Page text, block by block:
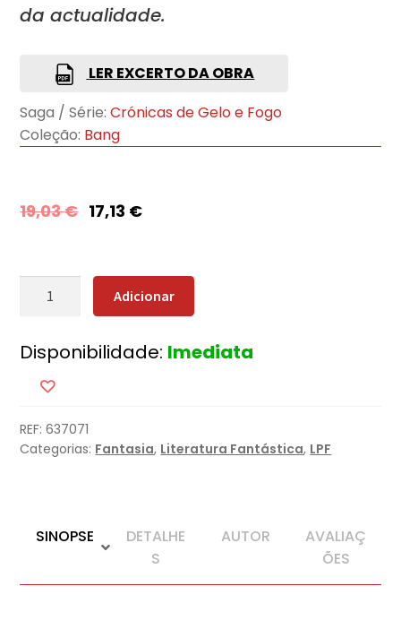
da actualidade.
LER EXCERTO DA OBRA
Saga / Série: Crónicas de Gelo e Fogo
Coleção: Bang
19,03€ 17,13 €
Quantidade
Tormenta
Espadas
Adicionar
Disponibilidade: Imediata
REF:637071
Categorias: Fantasia, Literatura Fantástica, LPF
SINOPSE
DETALHE
S
AUTOR
AVALIAÇ
ÕES